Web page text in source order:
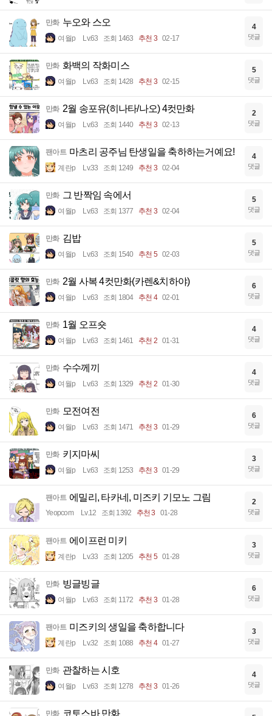
만화 누오와 스오
여월p Lv.63 조회 1463 추천 3 02-17
4
댓글
만화 화백의 작화미스
여월p Lv.63 조회 1428 추천 3 02-15
5
댓글
만화 2월 송포유(히나타/나오) 4컷만화
여월p Lv.63 조회 1440 추천 3 02-13
2
댓글
팬아트 마츠리 공주님 탄생일을 축하하는거예요!
계란p Lv.33 조회 1249 추천 3 02-04
4
댓글
만화 그 반짝임 속에서
여월p Lv.63 조회 1377 추천 3 02-04
5
댓글
만화 김밥
여월p Lv.63 조회 1540 추천 5 02-03
5
댓글
만화 2월 사복 4컷만화(카렌&치하야)
여월p Lv.63 조회 1804 추천 4 02-01
6
댓글
만화 1월 오프숏
여월p Lv.63 조회 1461 추천 2 01-31
4
댓글
만화 수수께끼
여월p Lv.63 조회 1329 추천 2 01-30
4
댓글
만화 모전여전
여월p Lv.63 조회 1471 추천 3 01-29
6
댓글
만화 키지마씨
여월p Lv.63 조회 1253 추천 3 01-29
3
댓글
팬아트 에밀리, 타카네, 미즈키 기모노 그림
Yeopcom Lv.12 조회 1392 추천 3 01-28
2
댓글
팬아트 에이프런 미키
계란p Lv.33 조회 1205 추천 5 01-28
3
댓글
만화 빙글빙글
여월p Lv.63 조회 1172 추천 3 01-28
6
댓글
팬아트 미즈키의 생일을 축하합니다
계란p Lv.32 조회 1088 추천 4 01-27
3
댓글
만화 관찰하는 시호
여월p Lv.63 조회 1278 추천 3 01-26
4
댓글
만화 코토스바 만화